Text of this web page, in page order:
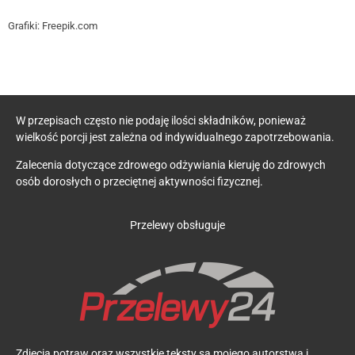
Grafiki: Freepik.com
W przepisach często nie podaję ilości składników, ponieważ
wielkość porcji jest zależna od indywidualnego zapotrzebowania.
Zalecenia dotyczące zdrowego odżywiania kieruję do zdrowych
osób dorosłych o przeciętnej aktywności fizycznej.
Przelewy obsługuje